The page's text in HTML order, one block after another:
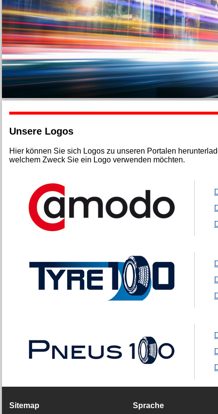
Unsere Logos
Hier können Sie sich Logos zu unseren Portalen
welchem Zweck Sie ein Logo verwenden möchten.
Sitemap Sprache